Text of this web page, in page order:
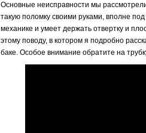
Основные неисправности мы
такую поломку своими руками, вполне
механике и умеет держать отвертку и
этому поводу, в котором я подробно
баке. Особое внимание обратите на